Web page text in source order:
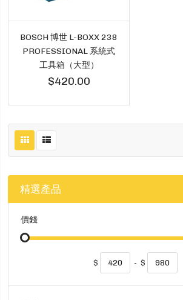
BOSCH 博世 L-BOXX 238
PROFESSIONAL 系統式
工具箱（大型）
$420.00
精選產品
價錢
$ - $